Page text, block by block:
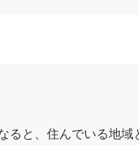
ると、住んでいる地